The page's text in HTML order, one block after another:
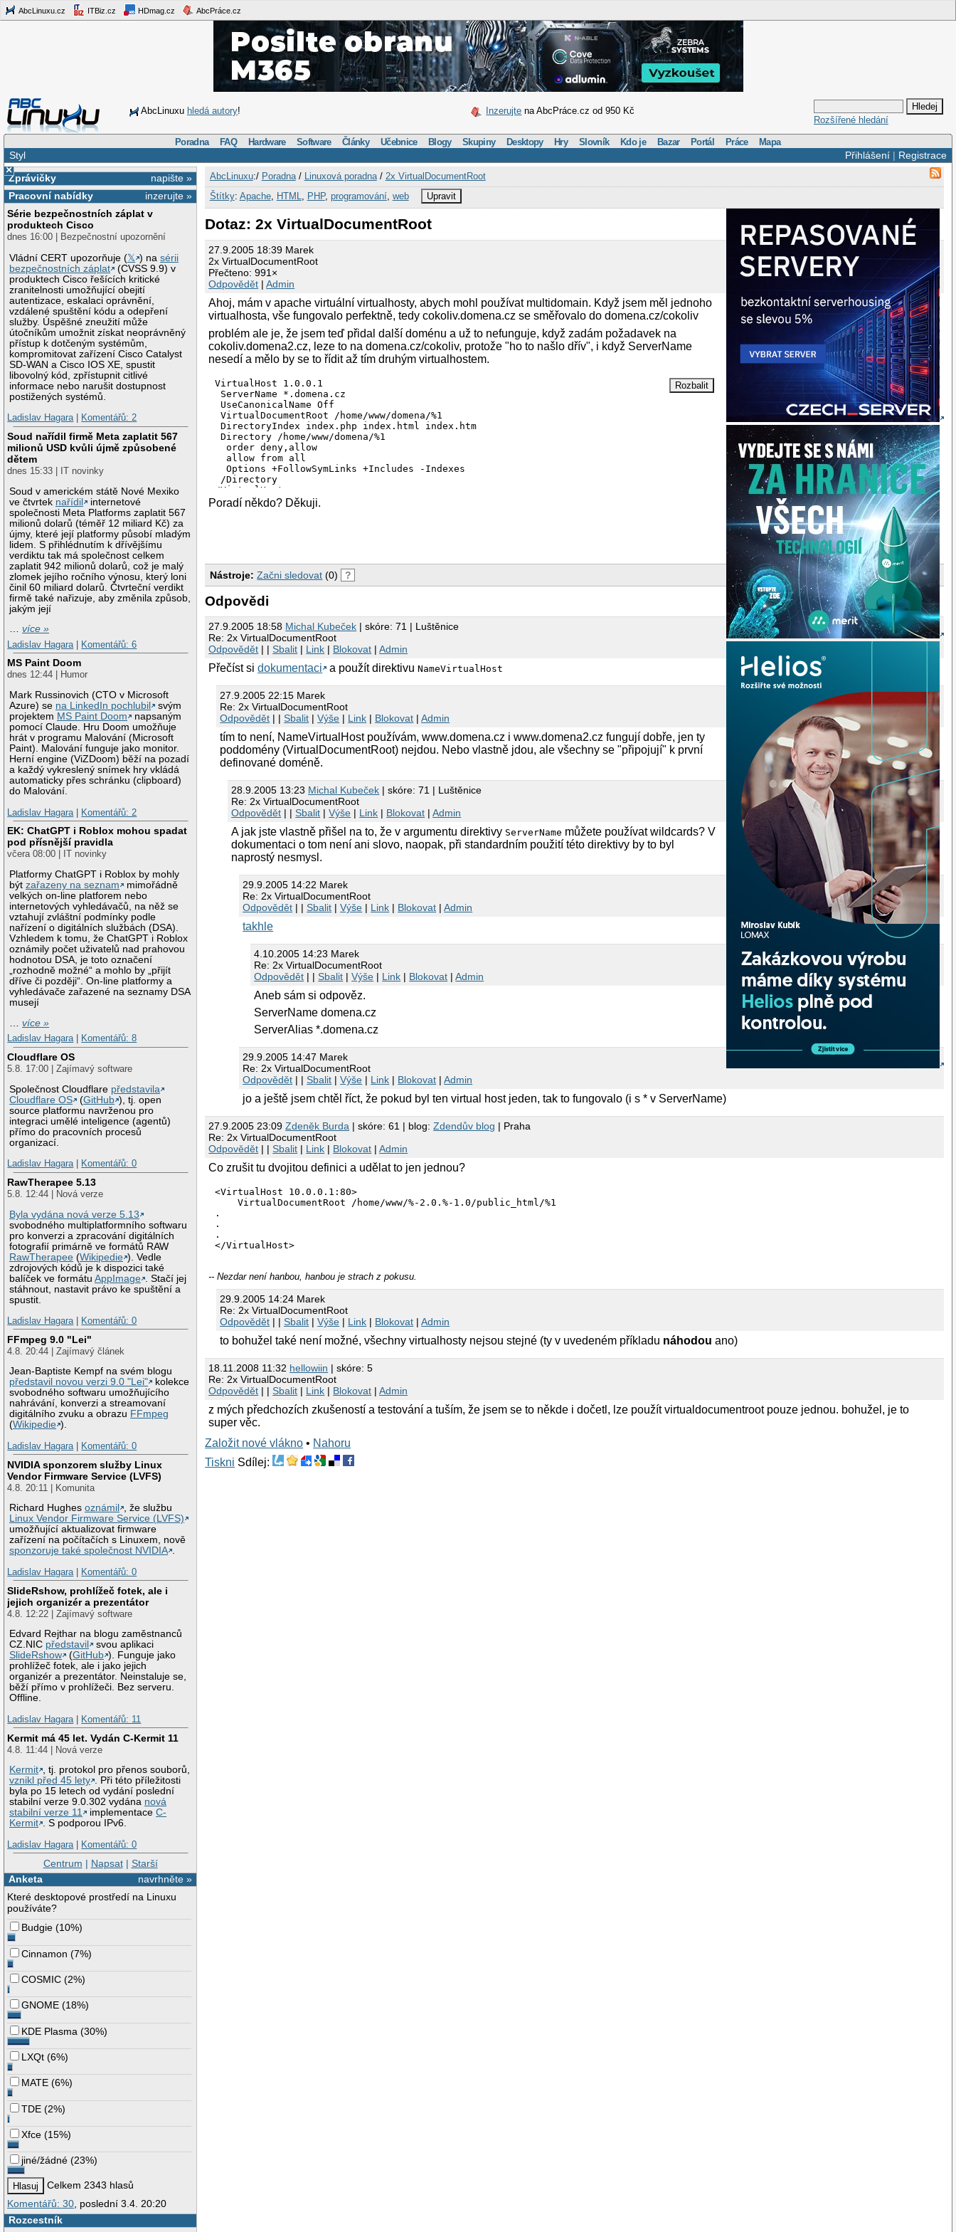
AbcLinuxu.cz ITBiz.cz HDmag.cz AbcPráce.cz
AbcLinuxu hledá autory! Inzerujte na AbcPráce.cz od 950 Kč
Rozšířené hledání
Poradna FAQ Hardware Software Články Učebnice Blogy Skupiny Desktopy Hry Slovník Kdo je Bazar Portál Práce Mapa
Přihlášení| Registrace
Styl
×
napište »
Zprávičky
inzerujte »
Pracovní nabídky
Série bezpečnostních záplat v
produktech Cisco
dnes 16:00 | Bezpečnostní upozornění
Vládní CERT upozorňuje (𝕏 ) nasérii
bezpečnostních záplat
(CVSS 9.9) v
produktech Cisco řešících kritické
zranitelnosti umožňující obejití
autentizace, eskalaci oprávnění,
vzdálené spuštění kódu a odepření
služby. Úspěšné zneužití může
útočníkům umožnit získat neoprávněný
přístup k dotčeným systémům,
kompromitovat zařízení Cisco Catalyst
SD-WAN a Cisco IOS XE, spustit
libovolný kód, zpřístupnit citlivé
informace nebo narušit dostupnost
postižených systémů.
Ladislav Hagara| Komentářů: 2
Soud nařídil firmě Meta zaplatit 567
milionů USD kvůli újmě způsobené
dětem
dnes 15:33 | IT novinky
Soud v americkém státě Nové Mexiko
ve čtvrtek nařídil
internetové
společnosti Meta Platforms zaplatit 567
milionů dolarů (téměř 12 miliard Kč) za
újmy, které její platformy působí mladým
lidem. S přihlédnutím k dřívějšímu
verdiktu tak má společnost celkem
zaplatit 942 milionů dolarů, což je malý
zlomek jejího ročního výnosu, který loni
činil 60 miliard dolarů. Čtvrteční verdikt
firmě také nařizuje, aby změnila způsob,
jakým její
…více »
Ladislav Hagara
Komentářů: 6
MS Paint Doom
dnes 12:44 | Humor
Mark Russinovich (CTO v Microsoft
Azure) se na LinkedIn pochlubil
svým
projektem MS Paint Doom
napsaným
pomocí Claude. Hru Doom umožňuje
hrát v programu Malování (Microsoft
Paint). Malování funguje jako monitor.
Herní engine (ViZDoom) běží na pozadí
a každý vykreslený snímek hry vkládá
automaticky přes schránku (clipboard)
do Malování.
Ladislav Hagara
Komentářů: 2
EK: ChatGPT i Roblox mohou spadat
pod přísnější pravidla
včera 08:00 | IT novinky
Platformy ChatGPT i Roblox by mohly
býtzařazeny na seznam
mimořádně
velkých on-line platforem nebo
internetových vyhledávačů, na něž se
vztahují zvláštní podmínky podle
nařízení o digitálních službách (DSA).
Vzhledem k tomu, že ChatGPT i Roblox
oznámily počet uživatelů nad prahovou
hodnotou DSA, je toto označení
„rozhodně možné“ a mohlo by „přijít
dříve či později“. On-line platformy a
vyhledávače zařazené na seznamy DSA
musejí
…více »
Ladislav Hagara| Komentářů: 8
Cloudflare OS
5.8. 17:00 | Zajímavý software
Společnost Cloudflare představila
Cloudflare OS
(GitHub ), tj. open
source platformu navrženou pro
integraci umělé inteligence (agentů)
přímo do pracovních procesů
organizací.
Ladislav Hagara| Komentářů: 0
RawTherapee 5.13
5.8. 12:44 | Nová verze
Byla vydána nová verze 5.13
svobodného multiplatformního softwaru
pro konverzi a zpracování digitálních
fotografií primárně ve formátů RAW
RawTherapee (Wikipedie ). Vedle
zdrojových kódů je k dispozici také
balíček ve formátuAppImage
. Stačí jej
stáhnout, nastavit právo ke spuštění a
spustit.
Ladislav Hagara| Komentářů: 0
FFmpeg 9.0 "Lei"
4.8. 20:44 | Zajímavý článek
Jean-Baptiste Kempf na svém blogu
představil novou verzi 9.0 "Lei"
kolekce
svobodného softwaru umožňujícího
nahrávání, konverzi a streamovaní
digitálního zvuku a obrazu FFmpeg
(Wikipedie ).
Ladislav Hagara| Komentářů: 0
NVIDIA sponzorem služby Linux
Vendor Firmware Service (LVFS)
4.8. 20:11 | Komunita
Richard Hughesoznámil
, že službu
Linux Vendor Firmware Service (LVFS)
umožňující aktualizovat firmware
zařízení na počítačích s Linuxem, nově
sponzoruje také společnost NVIDIA .
Ladislav Hagara| Komentářů: 0
SlideRshow, prohlížeč fotek, ale i
jejich organizér a prezentátor
4.8. 12:22 | Zajímavý software
Edvard Rejthar na blogu zaměstnanců
CZ.NIC představil
svou aplikaci
SlideRshow
(GitHub ). Funguje jako
prohlížeč fotek, ale i jako jejich
organizér a prezentátor. Neinstaluje se,
běží přímo v prohlížeči. Bez serveru.
Offline.
Ladislav Hagara| Komentářů: 11
Kermit má 45 let. Vydán C-Kermit 11
4.8. 11:44 | Nová verze
Kermit , tj. protokol pro přenos souborů,
vznikl před 45 lety . Při této příležitosti
byla po 15 letech od vydání poslední
stabilní verze 9.0.302 vydána nová
stabilní verze 11
implementaceC-
Kermit . S podporou IPv6.
Ladislav Hagara| Komentářů: 0
Centrum | Napsat| Starší
navrhněte »
Anketa
Které desktopové prostředí na Linuxu
používáte?
Budgie (10%)
Cinnamon (7%)
COSMIC (2%)
GNOME (18%)
KDE Plasma (30%)
LXQt (6%)
MATE (6%)
TDE (2%)
Xfce (15%)
jiné/žádné (23%)
Celkem 2343 hlasů
Komentářů: 30 , poslední 3.4. 20:20
Rozcestník
AbcLinuxu:/ Poradna/ Linuxová poradna/ 2x VirtualDocumentRoot
Štítky: Apache, HTML PHP, programování, web Upravit
Dotaz: 2x VirtualDocumentRoot
27.9.2005 18:39 Marek
2x VirtualDocumentRoot
Přečteno: 991×
Odpovědět |Admin
Ahoj, mám v apache virtuální virtualhosty, abych mohl používat multidomain. Když jsem měl jednoho
virtualhosta, vše fungovalo perfektně, tedy cokoliv.domena.cz se směřovalo do domena.cz/cokoliv
problém ale je, že jsem teď přidal další doménu a už to nefunguje, když zadám požadavek na
cokoliv.domena2.cz, leze to na domena.cz/cokoliv, protože "ho to našlo dřív", i když ServerName
nesedí a mělo by se to řídit až tím druhým virtualhostem.
VirtualHost 1.0.0.1
ServerName *.domena.cz
UseCanonicalName Off
VirtualDocumentRoot /home/www/domena/%1
DirectoryIndex index.php index.html index.htm
Directory /home/www/domena/%1
  order deny,allow
  allow from all
  Options +FollowSymLinks +Includes -Indexes
/Directory
/VirtualHost
VirtualHost 1.0.0.1
Directory /home/www/domena2/%1
  order deny,allow
  allow from all
  Options +FollowSymLinks +Includes -Indexes
/Directory
/VirtualHost
Poradí někdo? Děkuji.
Nástroje: Začni sledovat (0) ?
Odpovědi
27.9.2005 18:58 Michal Kubeček | skóre: 71 | Luštěnice
Re: 2x VirtualDocumentRoot
Odpovědět | |Sbalit | Link | Blokovat |Admin
Přečíst sidokumentaci a použít direktivuNameVirtualHost
27.9.2005 22:15 Marek
Re: 2x VirtualDocumentRoot
Odpovědět | |Sbalit |Výše | Link | Blokovat |Admin
tím to není, NameVirtualHost používám, www.domena.cz i www.domena2.cz fungují dobře, jen ty
poddomény (VirtualDocumentRoot) nejdou. Nebo vlastně jdou, ale všechny se "připojují" k první
definované doméně.
28.9.2005 13:23 Michal Kubeček | skóre: 71 | Luštěnice
Re: 2x VirtualDocumentRoot
Odpovědět | |Sbalit |Výše | Link | Blokovat |Admin
A jak jste vlastně přišel na to, že v argumentu direktivy ServerName můžete používat wildcards? V
dokumentaci o tom není ani slovo, naopak, při standardním použití této direktivy by to byl
naprostý nesmysl.
29.9.2005 14:22 Marek
Re: 2x VirtualDocumentRoot
Odpovědět | |Sbalit |Výše | Link | Blokovat |Admin
takhle
4.10.2005 14:23 Marek
Re: 2x VirtualDocumentRoot
Odpovědět | |Sbalit |Výše | Link | Blokovat |Admin
Aneb sám si odpověz.
ServerName domena.cz
ServerAlias *.domena.cz
29.9.2005 14:47 Marek
Re: 2x VirtualDocumentRoot
Odpovědět | |Sbalit |Výše | Link | Blokovat |Admin
jo a ještě jsem chtěl říct, že pokud byl ten virtual host jeden, tak to fungovalo (i s * v ServerName)
27.9.2005 23:09Zdeněk Burda | skóre: 61 | blog:Zdendův blog | Praha
Re: 2x VirtualDocumentRoot
Odpovědět | |Sbalit | Link | Blokovat |Admin
Co zrušit tu dvojitou definici a udělat to jen jednou?
<VirtualHost 10.0.0.1:80>
    VirtualDocumentRoot /home/www/%-2.0.%-1.0/public_html/%1
.
.
.
</VirtualHost>
-- Nezdar není hanbou, hanbou je strach z pokusu.
29.9.2005 14:24 Marek
Re: 2x VirtualDocumentRoot
Odpovědět | |Sbalit |Výše | Link | Blokovat |Admin
to bohužel také není možné, všechny virtualhosty nejsou stejné (ty v uvedeném příkladu náhodou ano)
18.11.2008 11:32 hellowiin | skóre: 5
Re: 2x VirtualDocumentRoot
Odpovědět | |Sbalit | Link | Blokovat |Admin
z mých předchozích zkušeností a testování a tuším, že jsem se to někde i dočetl, lze použít virtualdocumentroot pouze jednou. bohužel, je to
super věc.
Založit nové vlákno • Nahoru
Tiskni Sdílej: